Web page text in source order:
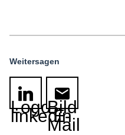
Weitersagen
Logo
linkedin
Bild
E-
Mail